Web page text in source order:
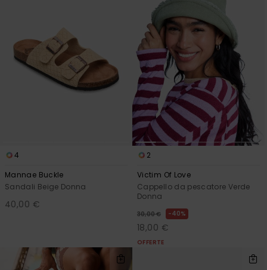
4
Mannae Buckle
Sandali Beige Donna
40,00 €
2
Victim Of Love
Cappello da pescatore Verde
Donna
30,00 € 40%
18,00 €
OFFERTE